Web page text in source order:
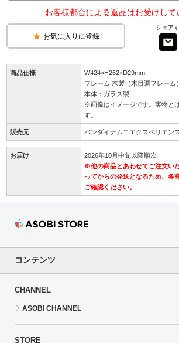
お客様都合による返品はお受けして
お気に入りに登録
シェア
商品仕様
W424×H262×D29mm
フレーム:木製（木目調フレーム）
本体：ガラス製
※画像はイメージです。実物と
す。
販売元 バンダイナムコエクスペリエンス
お届け
2026年10月中旬以降順次
※他の商品とあわせてご注文い
ってからの発送となるため、各
ご確認ください。
コンテンツ
CHANNEL
ASOBI CHANNEL
STORE